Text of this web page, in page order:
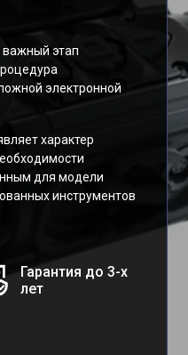
важный этап
электронной
характер
для модели
инструментов
Гарантия до 3-х
лет